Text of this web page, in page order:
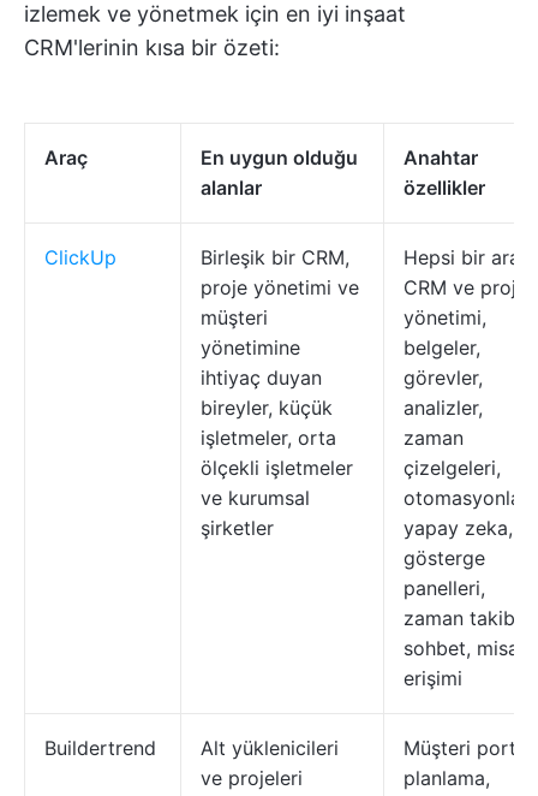
izlemek ve yönetmek için en iyi inşaat
CRM'lerinin kısa bir özeti:
Araç
En uygun olduğu
alanlar
Anahtar
özellikler
ClickUp
Birleşik bir CRM,
proje yönetimi ve
müşteri
yönetimine
ihtiyaç duyan
bireyler, küçük
işletmeler, orta
ölçekli işletmeler
ve kurumsal
şirketler
Hepsi bir
CRM ve proje
yönetimi,
belgeler,
görevler,
analizler,
zaman
çizelgeleri,
otomasyonlar,
yapay zeka,
gösterge
panelleri,
zaman takibi,
sohbet, misafir
erişimi
Buildertrend
Alt yüklenicileri
ve projeleri
Müşteri
planlama,